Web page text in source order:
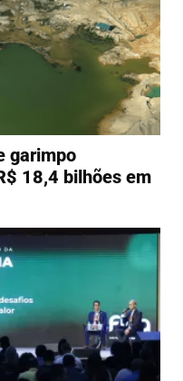
garimpo
18,4 bilhões em